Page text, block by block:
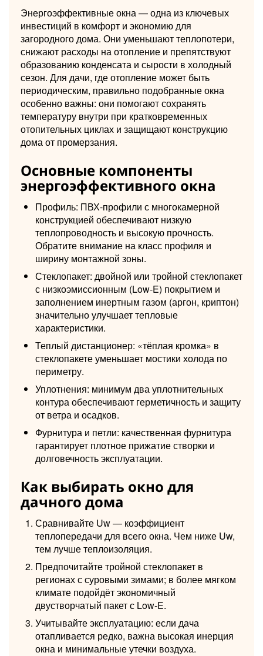
Энергоэффективные окна — одна из ключевых
инвестиций в комфорт и экономию для
загородного дома. Они уменьшают теплопотери,
снижают расходы на отопление и препятствуют
образованию конденсата и сырости в холодный
сезон. Для дачи, где отопление может быть
периодическим, правильно подобранные окна
особенно важны: они помогают сохранять
температуру внутри при кратковременных
отопительных циклах и защищают конструкцию
дома от промерзания.
Основные компоненты
энергоэффективного окна
Профиль: ПВХ-профили с многокамерной
конструкцией обеспечивают низкую
теплопроводность и высокую прочность.
Обратите внимание на класс профиля и
ширину монтажной зоны.
Стеклопакет: двойной или тройной стеклопакет
с низкоэмиссионным (Low-E) покрытием и
заполнением инертным газом (аргон, криптон)
значительно улучшает тепловые
характеристики.
Теплый дистанционер: «тёплая кромка» в
стеклопакете уменьшает мостики холода по
периметру.
Уплотнения: минимум два уплотнительных
контура обеспечивают герметичность и защиту
от ветра и осадков.
Фурнитура и петли: качественная фурнитура
гарантирует плотное прижатие створки и
долговечность эксплуатации.
Как выбирать окно для
дачного дома
Сравнивайте Uw — коэффициент
теплопередачи для всего окна. Чем ниже Uw,
тем лучше теплоизоляция.
Предпочитайте тройной стеклопакет в
регионах с суровыми зимами; в более мягком
климате подойдёт экономичный
двустворчатый пакет с Low-E.
Учитывайте эксплуатацию: если дача
отапливается редко, важна высокая инерция
окна и минимальные утечки воздуха.